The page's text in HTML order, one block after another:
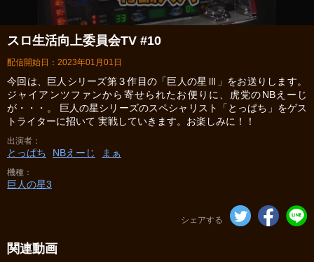
スロ生活向上委員会TV #10
配信開始日：2023年01月01日
今回は、巨人シリーズ第３作目の「巨人の星Ⅲ」をお送りします。
ジャイアンツファンから寄せられたお便りに、虎党のNBえーじ
が・・・。 巨人の星シリーズのスペシャリスト「とっぱち」をゲス
トライターに招いて 実戦していきます。お楽しみに！！
出演者
とっぱち NBえーじ まぁ
機種
巨人の星3
シェアする
関連動画